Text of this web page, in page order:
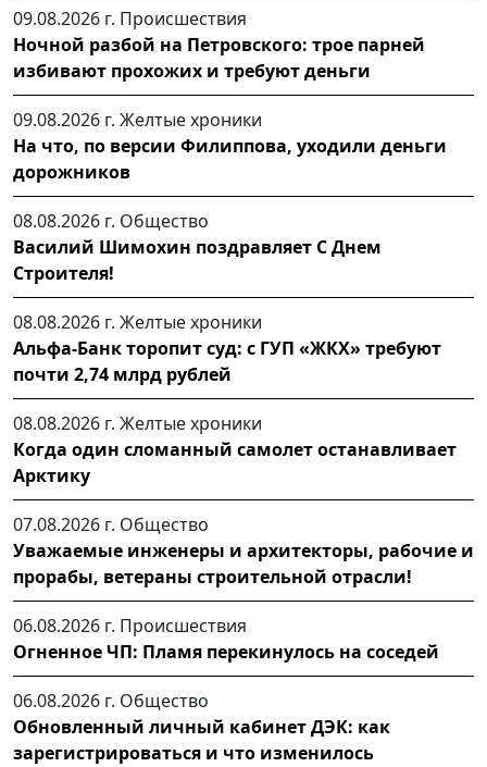
09.08.2026 г. Происшествия
Ночной разбой на Петровского: трое парней
избивают прохожих и требуют деньги
09.08.2026 г. Желтые хроники
На что, по версии Филиппова, уходили деньги
дорожников
08.08.2026 г. Общество
Василий Шимохин поздравляет С Днем
Строителя!
08.08.2026 г. Желтые хроники
Альфа-Банк торопит суд: с ГУП «ЖКХ» требуют
почти 2,74 млрд рублей
08.08.2026 г. Желтые хроники
Когда один сломанный самолет останавливает
Арктику
07.08.2026 г. Общество
Уважаемые инженеры и архитекторы, рабочие и
прорабы, ветераны строительной отрасли!
06.08.2026 г. Происшествия
Огненное ЧП: Пламя перекинулось на соседей
06.08.2026 г. Общество
Обновленный личный кабинет ДЭК: как
зарегистрироваться и что изменилось